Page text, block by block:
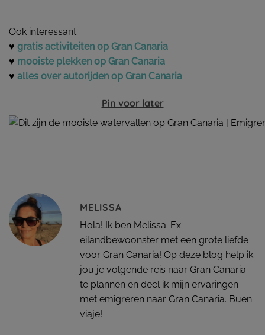
Ook interessant:
♥ gratis activiteiten op Gran Canaria
♥ mooiste plekken op Gran Canaria
♥ alles over autorijden op Gran Canaria
Pin voor later
MELISSA
Hola! Ik ben Melissa. Ex-
eilandbewoonster met een grote liefde
voor Gran Canaria! Op deze blog help ik
jou je volgende reis naar Gran Canaria
te plannen en deel ik mijn ervaringen
met emigreren naar Gran Canaria. Buen
viaje!